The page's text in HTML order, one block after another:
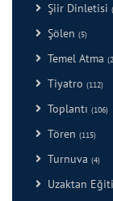
Şiir Dinletisi
Şölen (5)
Temel Atma
Tiyatro (112)
Toplantı (106)
Tören (115)
Turnuva (4)
Uzaktan